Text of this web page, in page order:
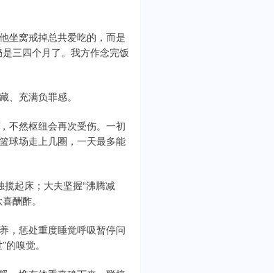
坐窝戒掉总共爱吃的，而是
三四个月了。我方作念完饭
充满负罪感。
不然枢纽会再次受伤。一初
球场走上几圈，一天最多能
起床；大夫坚握“沸腾减
酬酢。
，惩处重度睡觉呼吸暂停问
嗅觉。